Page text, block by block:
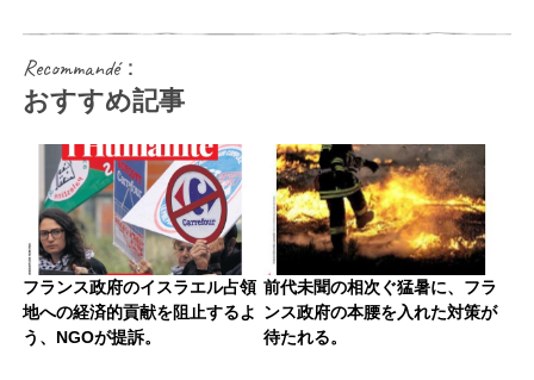
Recommandé：
おすすめ記事
フランス政府のイスラエル占領
地への経済的貢献を阻止するよ
う、NGOが提訴。
前代未聞の相次ぐ猛暑に、フラ
ンス政府の本腰を入れた対策が
待たれる。